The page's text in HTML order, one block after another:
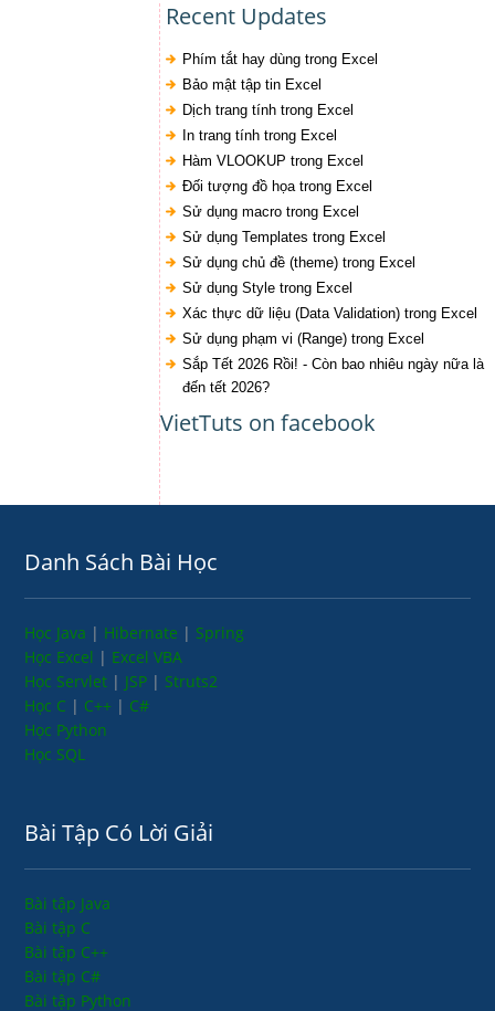
Recent Updates
Phím tắt hay dùng trong Excel
Bảo mật tập tin Excel
Dịch trang tính trong Excel
In trang tính trong Excel
Hàm VLOOKUP trong Excel
Đối tượng đồ họa trong Excel
Sử dụng macro trong Excel
Sử dụng Templates trong Excel
Sử dụng chủ đề (theme) trong Excel
Sử dụng Style trong Excel
Xác thực dữ liệu (Data Validation) trong Excel
Sử dụng phạm vi (Range) trong Excel
Sắp Tết 2026 Rồi! - Còn bao nhiêu ngày nữa là
đến tết 2026?
VietTuts on facebook
Danh Sách Bài Học
Học Java | Hibernate | Spring
Học Excel | Excel VBA
Học Servlet | JSP | Struts2
Học C | C++ | C#
Học Python
Học SQL
Bài Tập Có Lời Giải
Bài tập Java
Bài tập C
Bài tập C++
Bài tập C#
Bài tập Python